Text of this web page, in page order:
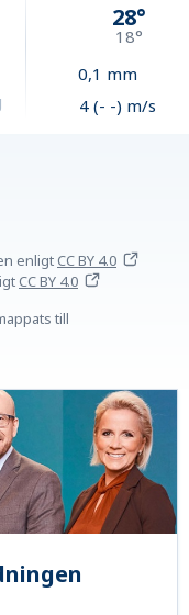
28°
18°
0,1 mm
4 (- -) m/s
enligtCC BY 4.0
CC BY 4.0
till